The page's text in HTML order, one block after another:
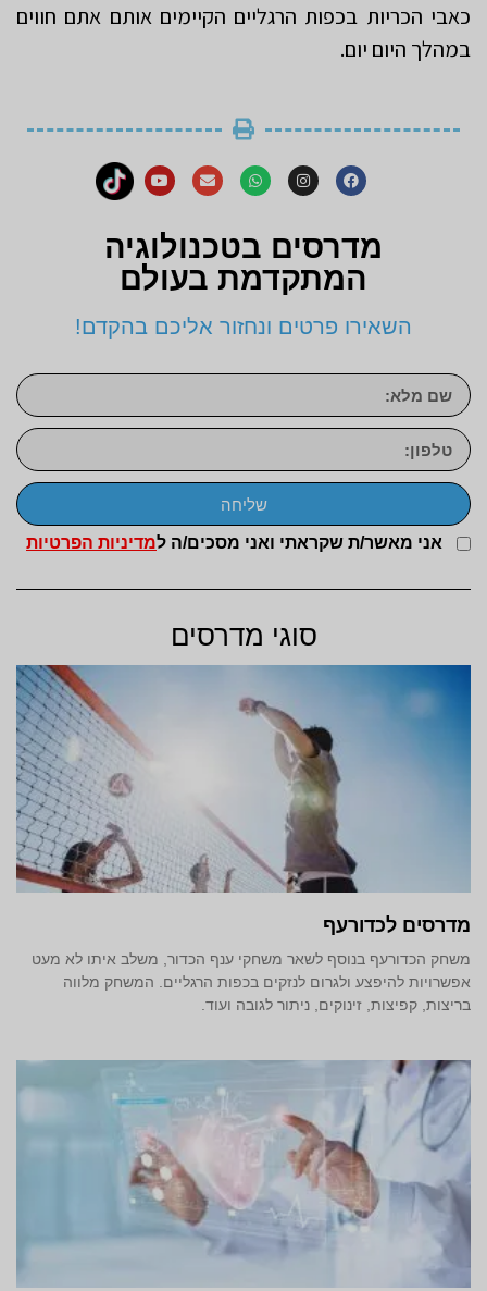
כאבי הכריות בכפות הרגליים הקיימים אותם אתם חווים
במהלך היום יום.
מדרסים בטכנולוגיה
המתקדמת בעולם
השאירו פרטים ונחזור אליכם בהקדם!
אני מאשר/ת שקראתי ואני מסכים/ה למדיניות הפרטיות
שליחה
סוגי מדרסים
מדרסים לכדורעף
משחק הכדורעף בנוסף לשאר משחקי ענף הכדור, משלב איתו לא מעט
אפשרויות להיפצע ולגרום לנזקים בכפות הרגליים. המשחק מלווה
בריצות, קפיצות, זינוקים, ניתור לגובה ועוד.